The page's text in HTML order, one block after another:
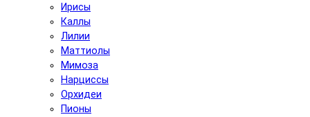
Ирисы
Каллы
Лилии
Маттиолы
Мимоза
Нарциссы
Орхидеи
Пионы